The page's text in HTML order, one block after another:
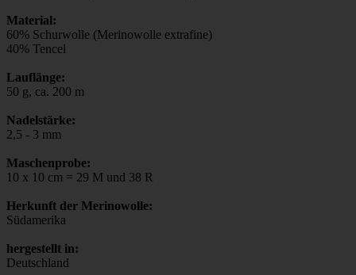
Material:
60% Schurwolle (Merinowolle extrafine)
40% Tencel
Lauflänge:
50 g, ca. 200 m
Nadelstärke:
2,5 - 3 mm
Maschenprobe:
10 x 10 cm = 29 M und 38 R
Herkunft der Merinowolle:
Südamerika
hergestellt in:
Deutschland